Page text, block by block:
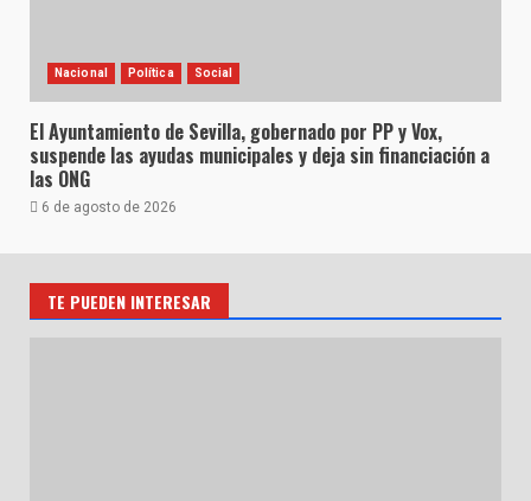
Nacional Política Social
El Ayuntamiento de Sevilla, gobernado por PP y Vox,
suspende las ayudas municipales y deja sin financiación a
las ONG
6 de agosto de 2026
TE PUEDEN INTERESAR